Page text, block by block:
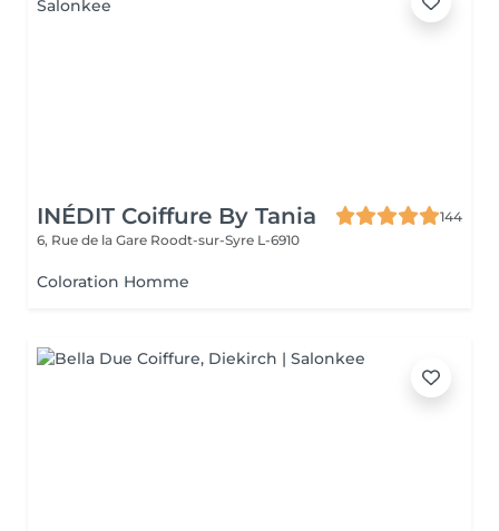
INÉDIT Coiffure By Tania
144
6, Rue de la Gare Roodt-sur-Syre L-6910
Coloration Homme